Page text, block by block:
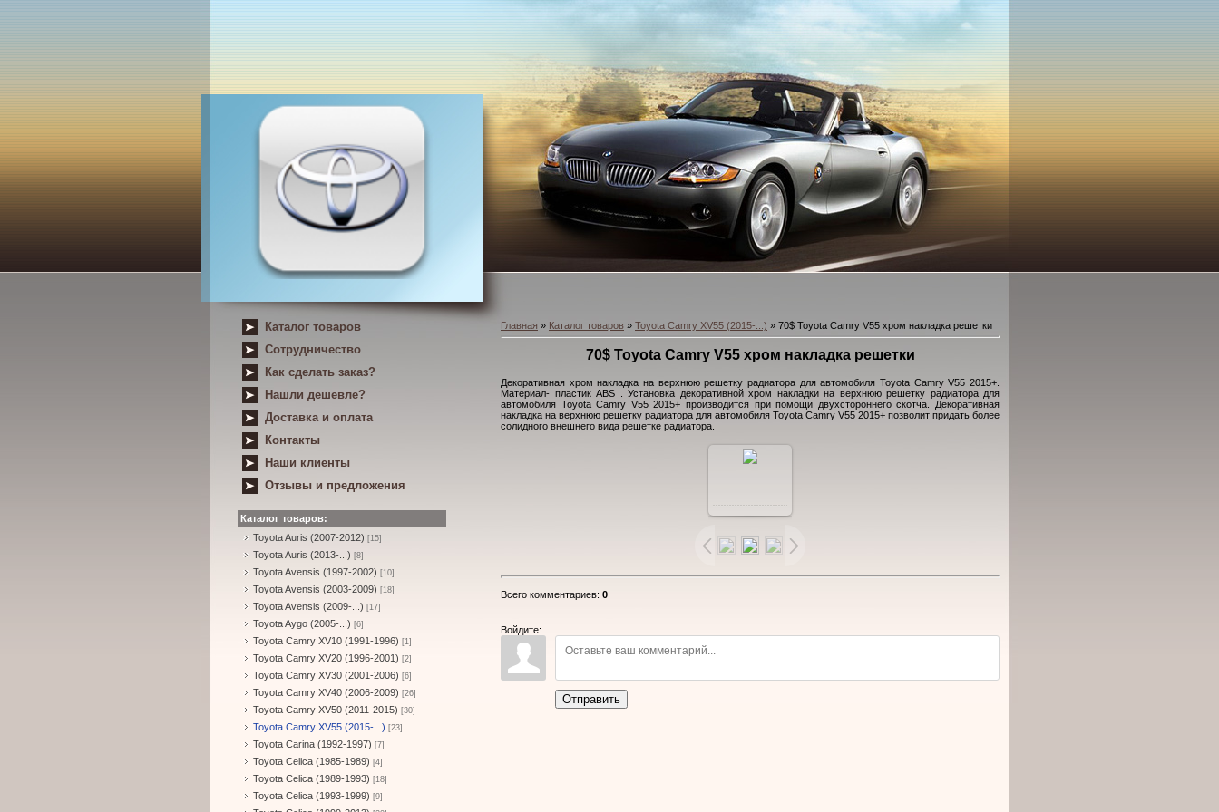
Каталог товаров
Сотрудничество
Как сделать заказ?
Нашли дешевле?
Доставка и оплата
Контакты
Наши клиенты
Отзывы и предложения
Каталог товаров:
Toyota Auris (2007-2012) [15]
Toyota Auris (2013-...) [8]
Toyota Avensis (1997-2002) [10]
Toyota Avensis (2003-2009) [18]
Toyota Avensis (2009-...) [17]
Toyota Aygo (2005-...) [6]
Toyota Camry XV10 (1991-1996) [1]
Toyota Camry XV20 (1996-2001) [2]
Toyota Camry XV30 (2001-2006) [6]
Toyota Camry XV40 (2006-2009) [26]
Toyota Camry XV50 (2011-2015) [30]
Toyota Camry XV55 (2015-...) [23]
Toyota Carina (1992-1997) [7]
Toyota Celica (1985-1989) [4]
Toyota Celica (1989-1993) [18]
Toyota Celica (1993-1999) [9]
Главная » Каталог товаров » Toyota Camry XV55 (2015-...) » 70$ Toyota Сamry V55 хром накладка решетки
70$ Toyota Сamry V55 хром накладка решетки
Декоративная хром накладка на верхнюю решетку радиатора для автомобиля Toyota Camry V55 2015+.
Материал- пластик ABS . Установка декоративной хром накладки на верхнюю решетку радиатора для
автомобиля Toyota Camry V55 2015+ производится при помощи двухстороннего скотча. Декоративная
накладка на верхнюю решетку радиатора для автомобиля Toyota Camry V55 2015+ позволит придать более
солидного внешнего вида решетке радиатора.
размере
Всего комментариев: 0
Войдите:
Отправить